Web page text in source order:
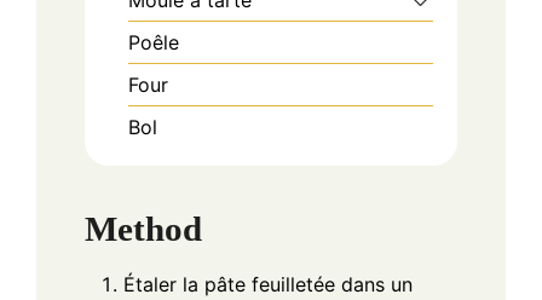
Poêle
Four
Bol
Method
Étaler la pâte feuilletée dans un